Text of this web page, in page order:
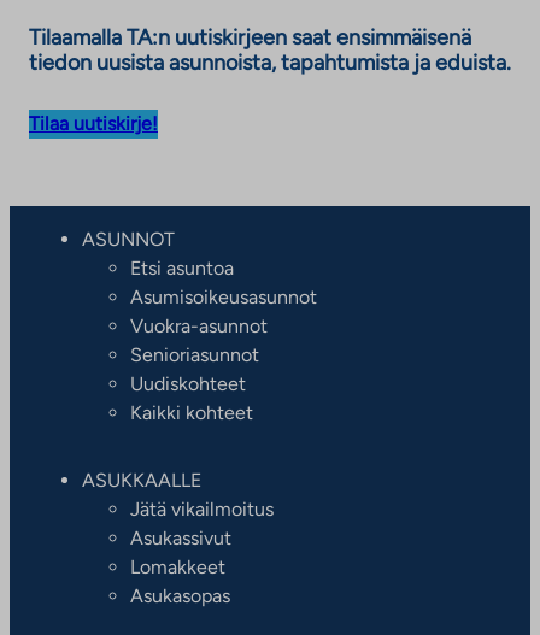
Tilaamalla TA:n uutiskirjeen saat ensimmäisenä
tiedon uusista asunnoista, tapahtumista ja eduista.
Tilaa uutiskirje!
ASUNNOT
Etsi asuntoa
Asumisoikeusasunnot
Vuokra-asunnot
Senioriasunnot
Uudiskohteet
Kaikki kohteet
ASUKKAALLE
Jätä vikailmoitus
Asukassivut
Lomakkeet
Asukasopas